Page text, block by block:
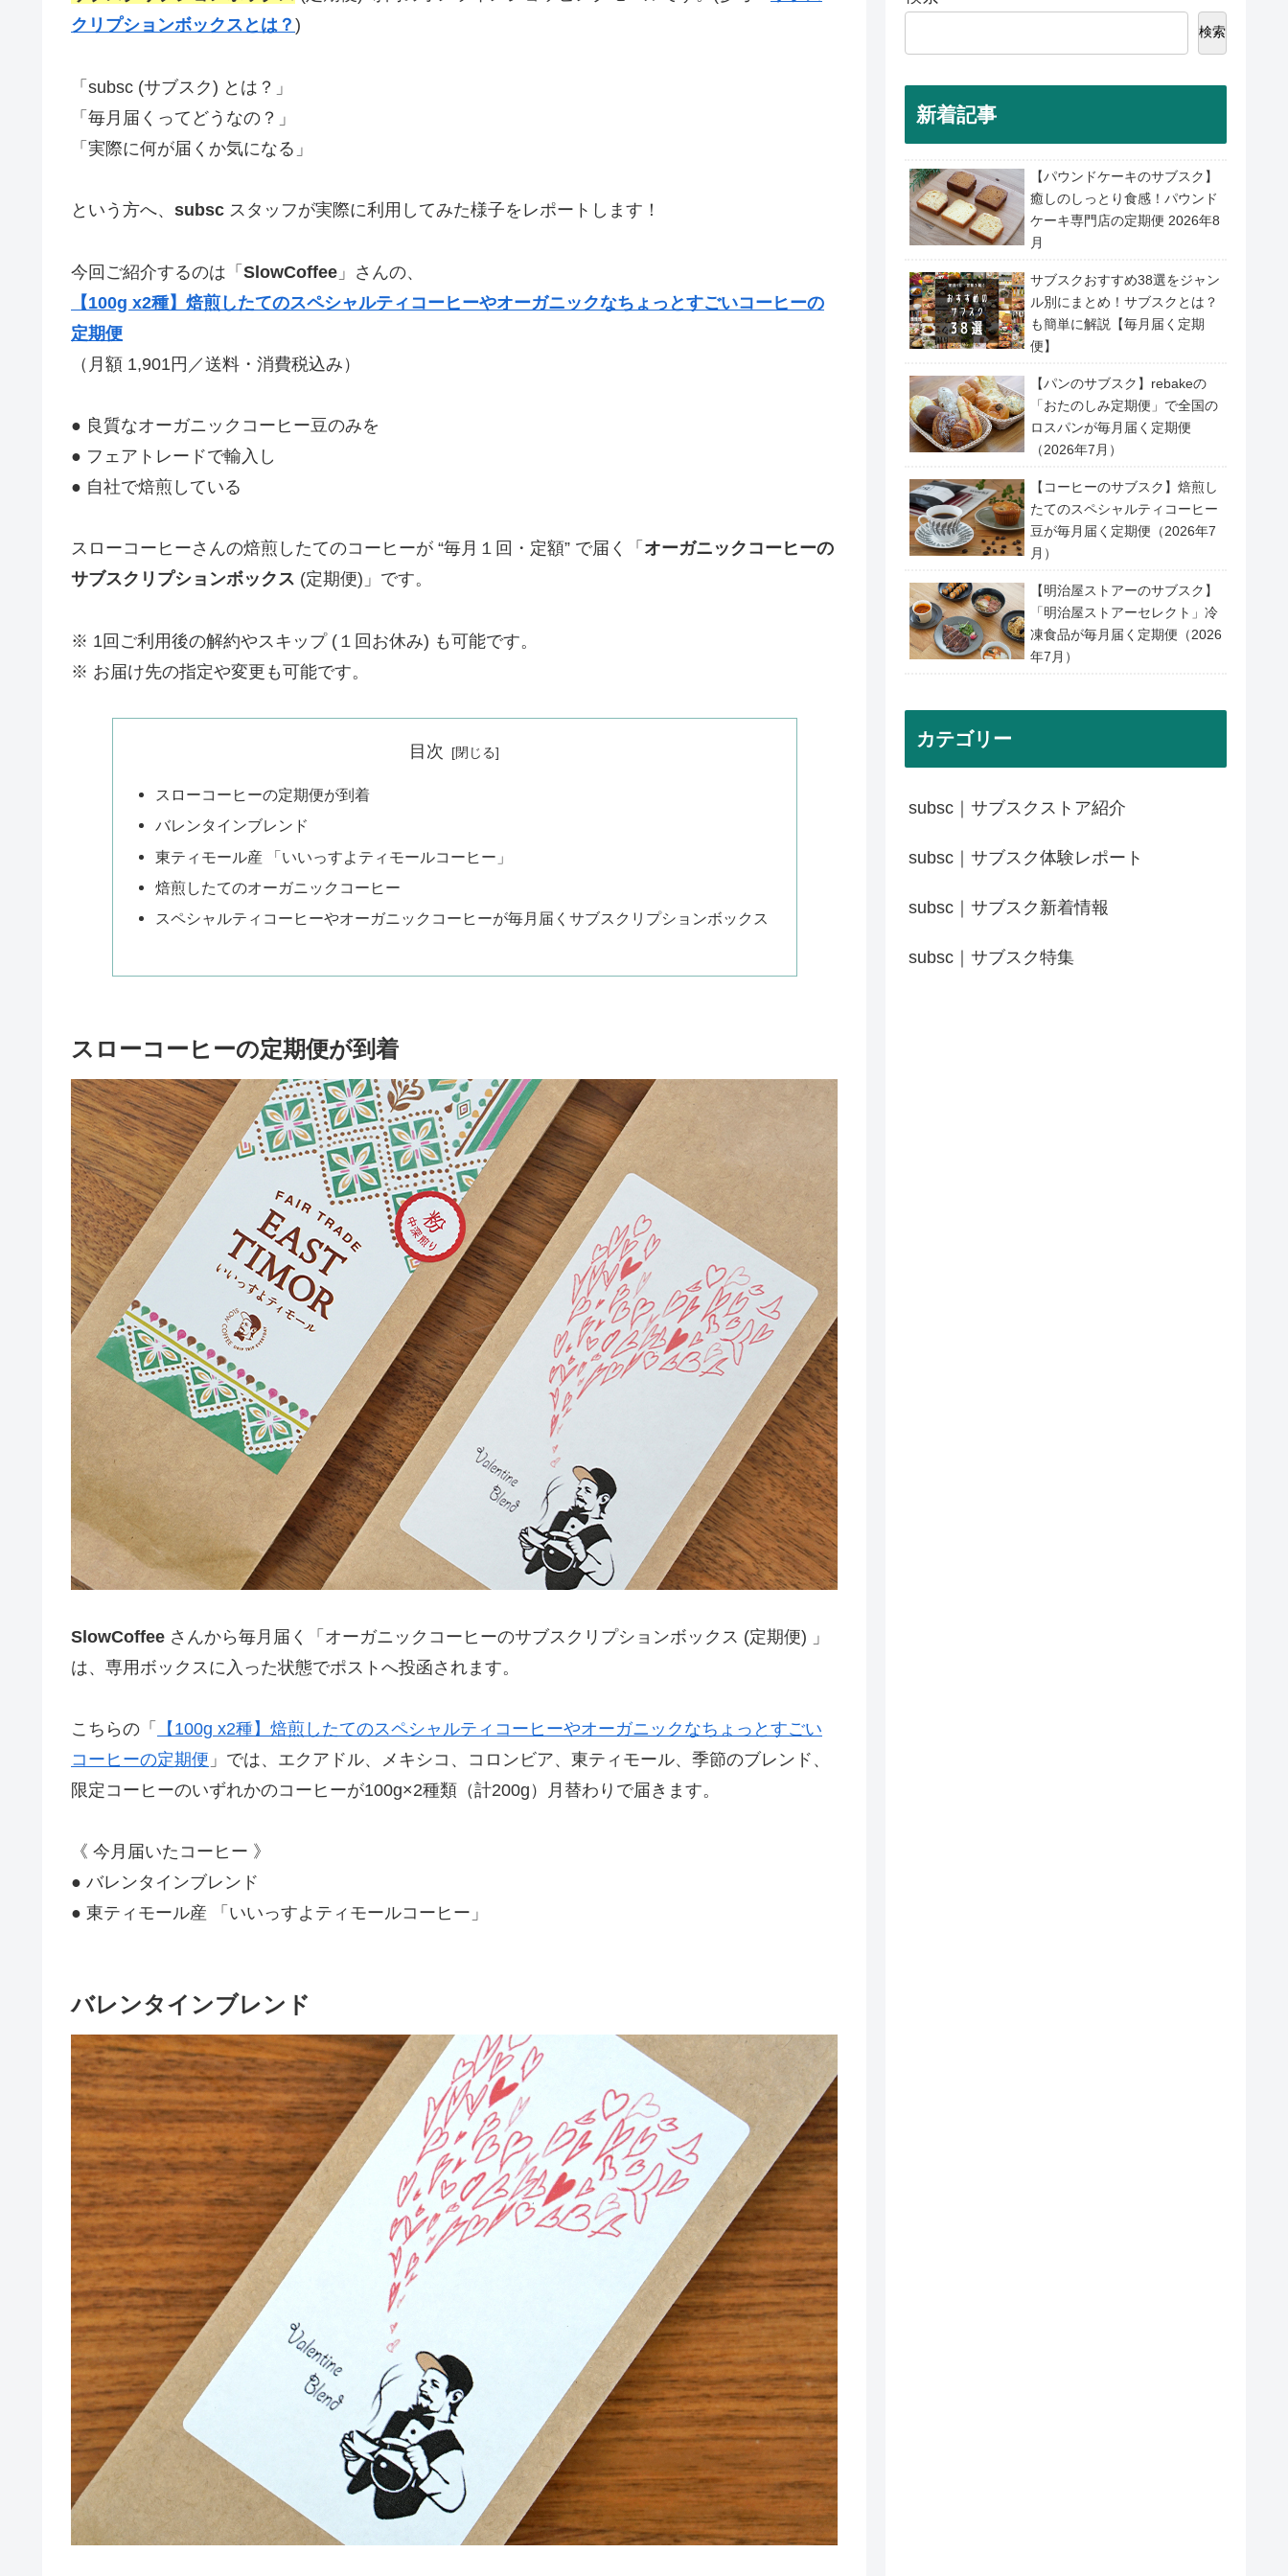
クリプションボックスとは？ )
「subsc (サブスク) とは？」
「毎月届くってどうなの？」
「実際に何が届くか気になる」
という方へ、 subsc スタッフが実際に利用してみた様子をレポートします！
今回ご紹介するのは「 SlowCoffee 」さんの、
【100g x2種】焙煎したてのスペシャルティコーヒーやオーガニックなちょっとすごいコーヒーの
定期便
（月額 1,901円／送料・消費税込み）
● 良質なオーガニックコーヒー豆のみを
● フェアトレードで輸入し
● 自社で焙煎している
スローコーヒーさんの焙煎したてのコーヒーが “毎月１回・定額” で届く「 オーガニックコーヒーの
サブスクリプションボックス (定期便)」です。
※ 1回ご利用後の解約やスキップ (１回お休み) も可能です。
※ お届け先の指定や変更も可能です。
目次
スローコーヒーの定期便が到着
バレンタインブレンド
東ティモール産 「いいっすよティモールコーヒー」
焙煎したてのオーガニックコーヒー
スペシャルティコーヒーやオーガニックコーヒーが毎月届くサブスクリプションボックス
スローコーヒーの定期便が到着
SlowCoffee さんから毎月届く「オーガニックコーヒーのサブスクリプションボックス (定期便) 」
は、専用ボックスに入った状態でポストへ投函されます。
こちらの「
【100g x2種】焙煎したてのスペシャルティコーヒーやオーガニックなちょっとすごい
コーヒーの定期便 」では、エクアドル、メキシコ、コロンビア、東ティモール、季節のブレンド、
限定コーヒーのいずれかのコーヒーが100g×2種類（計200g）月替わりで届きます。
《 今月届いたコーヒー 》
● バレンタインブレンド
● 東ティモール産 「いいっすよティモールコーヒー」
バレンタインブレンド
検索
新着記事
【パウンドケーキのサブスク】
癒しのしっとり食感！パウンド
ケーキ専門店の定期便 2026年8
月
サブスクおすすめ38選をジャン
ル別にまとめ！サブスクとは？
も簡単に解説【毎月届く定期
便】
【パンのサブスク】rebakeの
「おたのしみ定期便」で全国の
ロスパンが毎月届く定期便
（2026年7月）
【コーヒーのサブスク】焙煎し
たてのスペシャルティコーヒー
豆が毎月届く定期便（2026年7
月）
【明治屋ストアーのサブスク】
「明治屋ストアーセレクト」冷
凍食品が毎月届く定期便（2026
年7月）
カテゴリー
subsc｜サブスクストア紹介
subsc｜サブスク体験レポート
subsc｜サブスク新着情報
subsc｜サブスク特集